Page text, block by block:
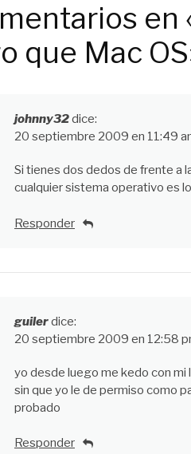
en
que Mac
johnny32dice:
20 septiembre 2009 en 11:49
Si tienes dos dedos de frente a
cualquier sistema operativo es
Responder
guilerdice:
20 septiembre 2009 en 12:58
yo desde luego me kedo con mi
sin que yo le de permiso como
probado
Responder